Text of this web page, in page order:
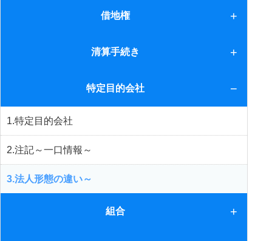
借地権
清算手続き
2.TMKの場合
3.有限責任中間法人
4.ケイマンSPCの場合
特定目的会社
1.特定目的会社
2.注記～一口情報～
3.法人形態の違い～
組合